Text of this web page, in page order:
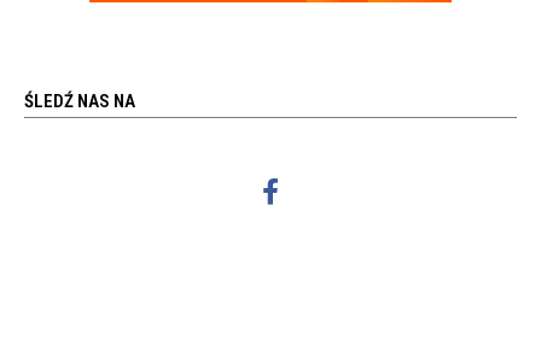
ŚLEDŹ NAS NA